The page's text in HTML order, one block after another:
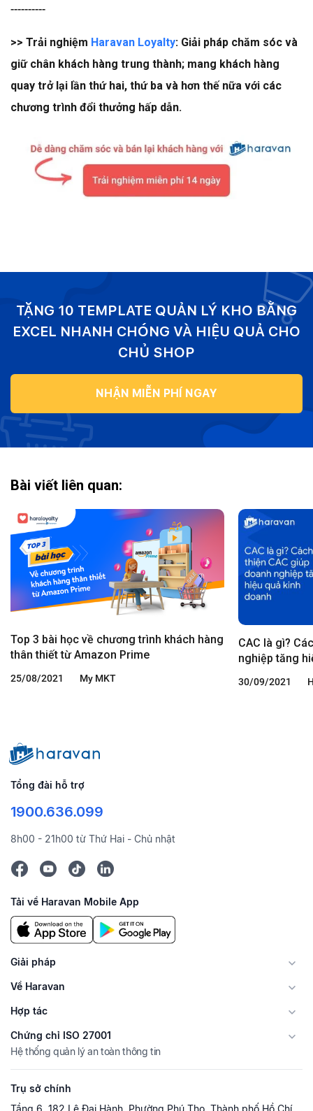
----------
>> Trải nghiệm Haravan Loyalty: Giải pháp chăm sóc và
giữ chân khách hàng trung thành; mang khách hàng
quay trở lại lần thứ hai, thứ ba và hơn thế nữa với các
chương trình đổi thưởng hấp dẫn.
TẶNG 10 TEMPLATE QUẢN LÝ KHO BẰNG
EXCEL NHANH CHÓNG VÀ HIỆU QUẢ CHO
CHỦ SHOP
NHẬN MIỄN PHÍ NGAY
Bài viết liên quan:
Top 3 bài học về chương trình khách hàng
thân thiết từ Amazon Prime
25/08/2021 My MKT
CAC là gì?
nghiệp tăng
30/09/2021
Tổng đài hỗ trợ
1900.636.099
8h00 - 21h00 từ Thứ Hai - Chủ nhật
Tải về Haravan Mobile App
Giải pháp
Về Haravan
Hợp tác
Chứng chỉ ISO 27001
Hệ thống quản lý an toàn thông tin
Trụ sở chính